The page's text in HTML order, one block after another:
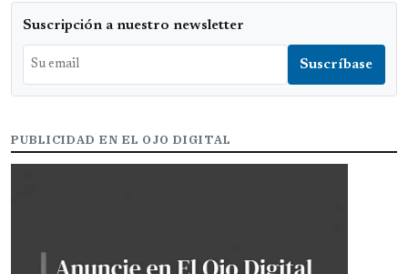
Suscripción a nuestro newsletter
PUBLICIDAD EN EL OJO DIGITAL